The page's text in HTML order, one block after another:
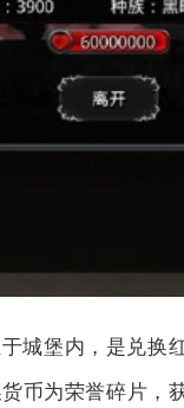
城堡内，是兑换
币为荣誉碎片，